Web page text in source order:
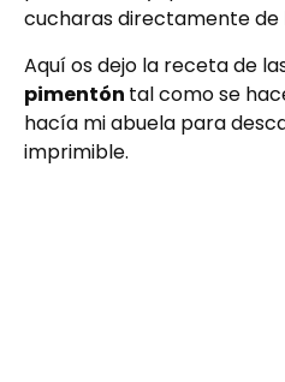
cucharas directamente de
Aquí os dejo la receta de
pimentón tal como se
hacía mi abuela para
imprimible.